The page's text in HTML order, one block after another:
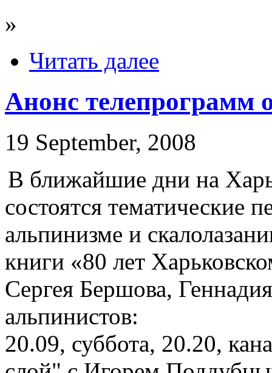
»
Читать далее
Анонс телепрограмм
19 September, 2008
В ближайшие дни на
состоятся тематические
альпинизме и
книги «80 лет
Сергея Бершова,
альпинистов:
20.09, суббота, 20.20,